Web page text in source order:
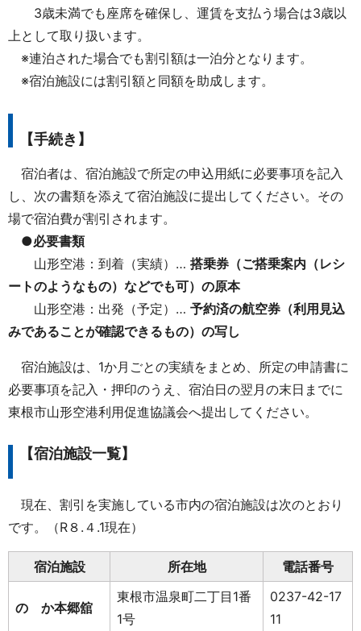
3歳未満でも座席を確保し、運賃を支払う場合は3歳以
上として取り扱います。
※連泊された場合でも割引額は一泊分となります。
※宿泊施設には割引額と同額を助成します。
【手続き】
宿泊者は、宿泊施設で所定の申込用紙に必要事項を記入
し、次の書類を添えて宿泊施設に提出してください。その
場で宿泊費が割引されます。
●必要書類
山形空港：到着（実績）… 搭乗券（ご搭乗案内（レシ
ートのようなもの）などでも可）の原本
山形空港：出発（予定）… 予約済の航空券（利用見込
みであることが確認できるもの）の写し
宿泊施設は、1か月ごとの実績をまとめ、所定の申請書に
必要事項を記入・押印のうえ、宿泊日の翌月の末日までに
東根市山形空港利用促進協議会へ提出してください。
【宿泊施設一覧】
現在、割引を実施している市内の宿泊施設は次のとおり
です。（R８.４.1現在）
宿泊施設 所在地 電話番号
のゝか本郷舘
東根市温泉町二丁目1番
1号
0237-42-17
11